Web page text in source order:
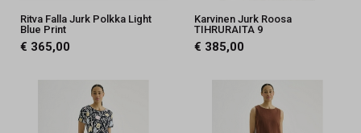
Ritva Falla Jurk Polkka Light
Blue Print
€ 365,00
Karvinen Jurk Roosa
TIHRURAITA 9
€ 385,00